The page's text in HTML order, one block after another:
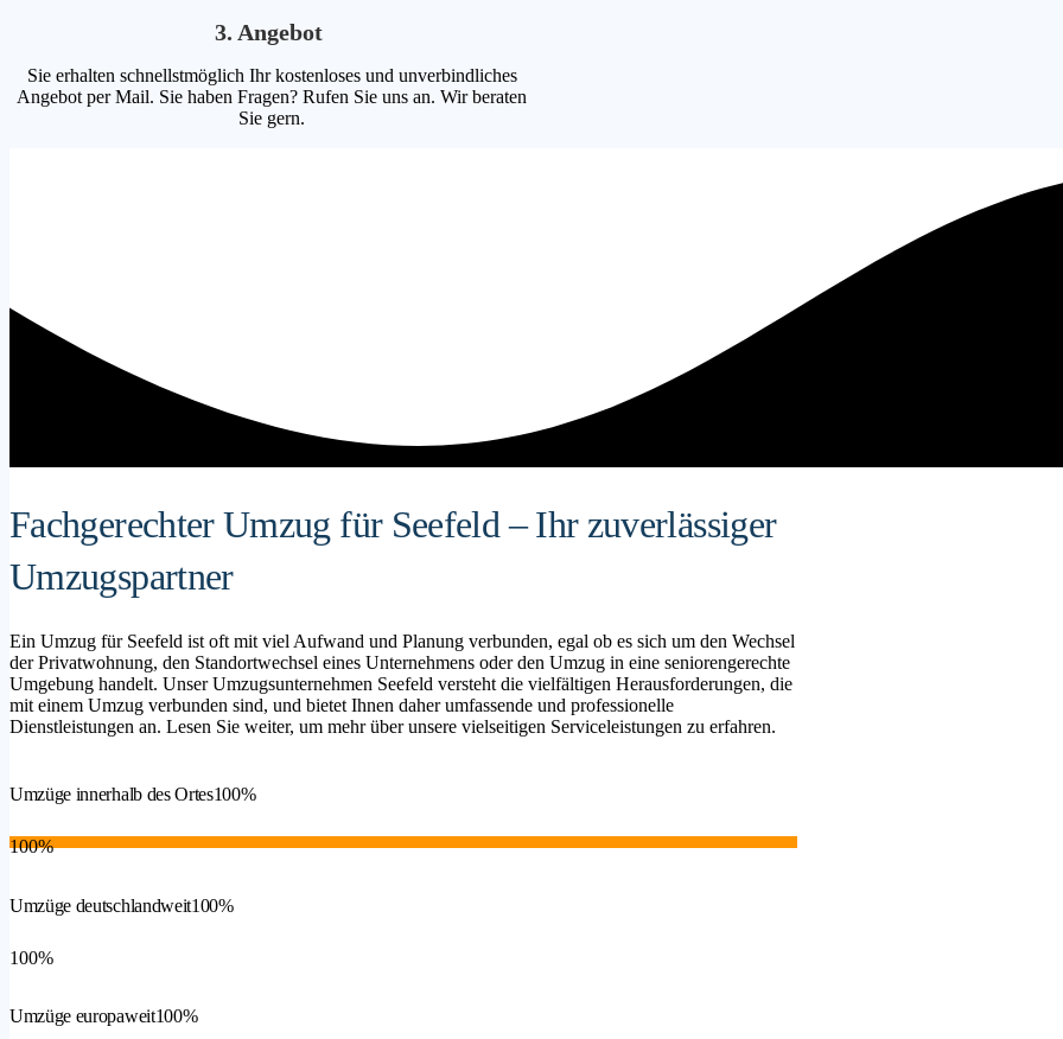
3. Angebot
Sie erhalten schnellstmöglich Ihr kostenloses und unverbindliches
Angebot per Mail. Sie haben Fragen? Rufen Sie uns an. Wir beraten
Sie gern.
Fachgerechter Umzug für Seefeld – Ihr zuverlässiger
Umzugspartner
Ein Umzug für Seefeld ist oft mit viel Aufwand und Planung verbunden, egal ob es sich um den Wechsel
der Privatwohnung, den Standortwechsel eines Unternehmens oder den Umzug in eine seniorengerechte
Umgebung handelt. Unser Umzugsunternehmen Seefeld versteht die vielfältigen Herausforderungen, die
mit einem Umzug verbunden sind, und bietet Ihnen daher umfassende und professionelle
Dienstleistungen an. Lesen Sie weiter, um mehr über unsere vielseitigen Serviceleistungen zu erfahren.
Umzüge innerhalb des Ortes100%
100%
Umzüge deutschlandweit100%
100%
Umzüge europaweit100%